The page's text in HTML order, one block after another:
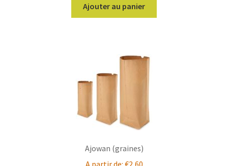
Ajouter au panier
Ajowan (graines)
A partir de: €2,60